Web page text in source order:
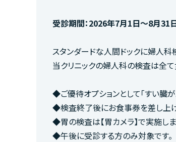
受診期間：2026年7月1日～8月31日
スタンダードな人間ドックに婦人科
当クリニックの婦人科の検査は全て
◆ご優待オプションとして「すい臓が
◆検査終了後にお食事券を差し上げ
◆胃の検査は【胃カメラ】で実施しま
◆午後に受診する方のみ対象です。